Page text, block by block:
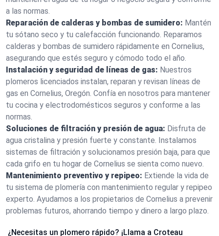
a las normas.
Reparación de calderas y bombas de sumidero: Mantén
tu sótano seco y tu calefacción funcionando. Reparamos
calderas y bombas de sumidero rápidamente en Cornelius,
asegurando que estés seguro y cómodo todo el año.
Instalación y seguridad de líneas de gas: Nuestros
plomeros licenciados instalan, reparan y revisan líneas de
gas en Cornelius, Oregón. Confía en nosotros para mantener
tu cocina y electrodomésticos seguros y conforme a las
normas.
Soluciones de filtración y presión de agua: Disfruta de
agua cristalina y presión fuerte y constante. Instalamos
sistemas de filtración y solucionamos presión baja, para que
cada grifo en tu hogar de Cornelius se sienta como nuevo.
Mantenimiento preventivo y repipeo: Extiende la vida de
tu sistema de plomería con mantenimiento regular y repipeo
experto. Ayudamos a los propietarios de Cornelius a prevenir
problemas futuros, ahorrando tiempo y dinero a largo plazo.
¿Necesitas un plomero rápido? ¡Llama a Croteau